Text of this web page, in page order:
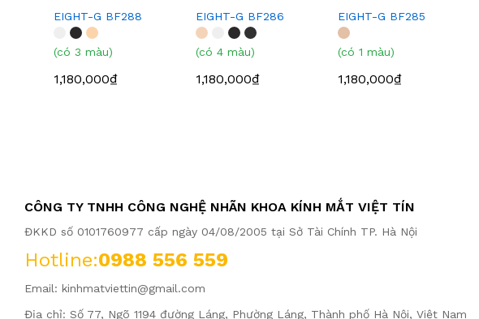
EIGHT-G BF288
(có 3 màu)
1,180,000₫
EIGHT-G BF286
(có 4 màu)
1,180,000₫
EIGHT-G BF285
(có 1 màu)
1,180,000₫
CÔNG TY TNHH CÔNG NGHỆ NHÃN KHOA KÍNH MẮT VIỆT TÍN
ĐKKD số 0101760977 cấp ngày 04/08/2005 tại Sở Tài Chính TP. Hà Nội
Hotline:0988 556 559
Email: kinhmatviettin@gmail.com
Địa chỉ: Số 77, Ngõ 1194 đường Láng, Phường Láng, Thành phố Hà Nội, Việt Nam